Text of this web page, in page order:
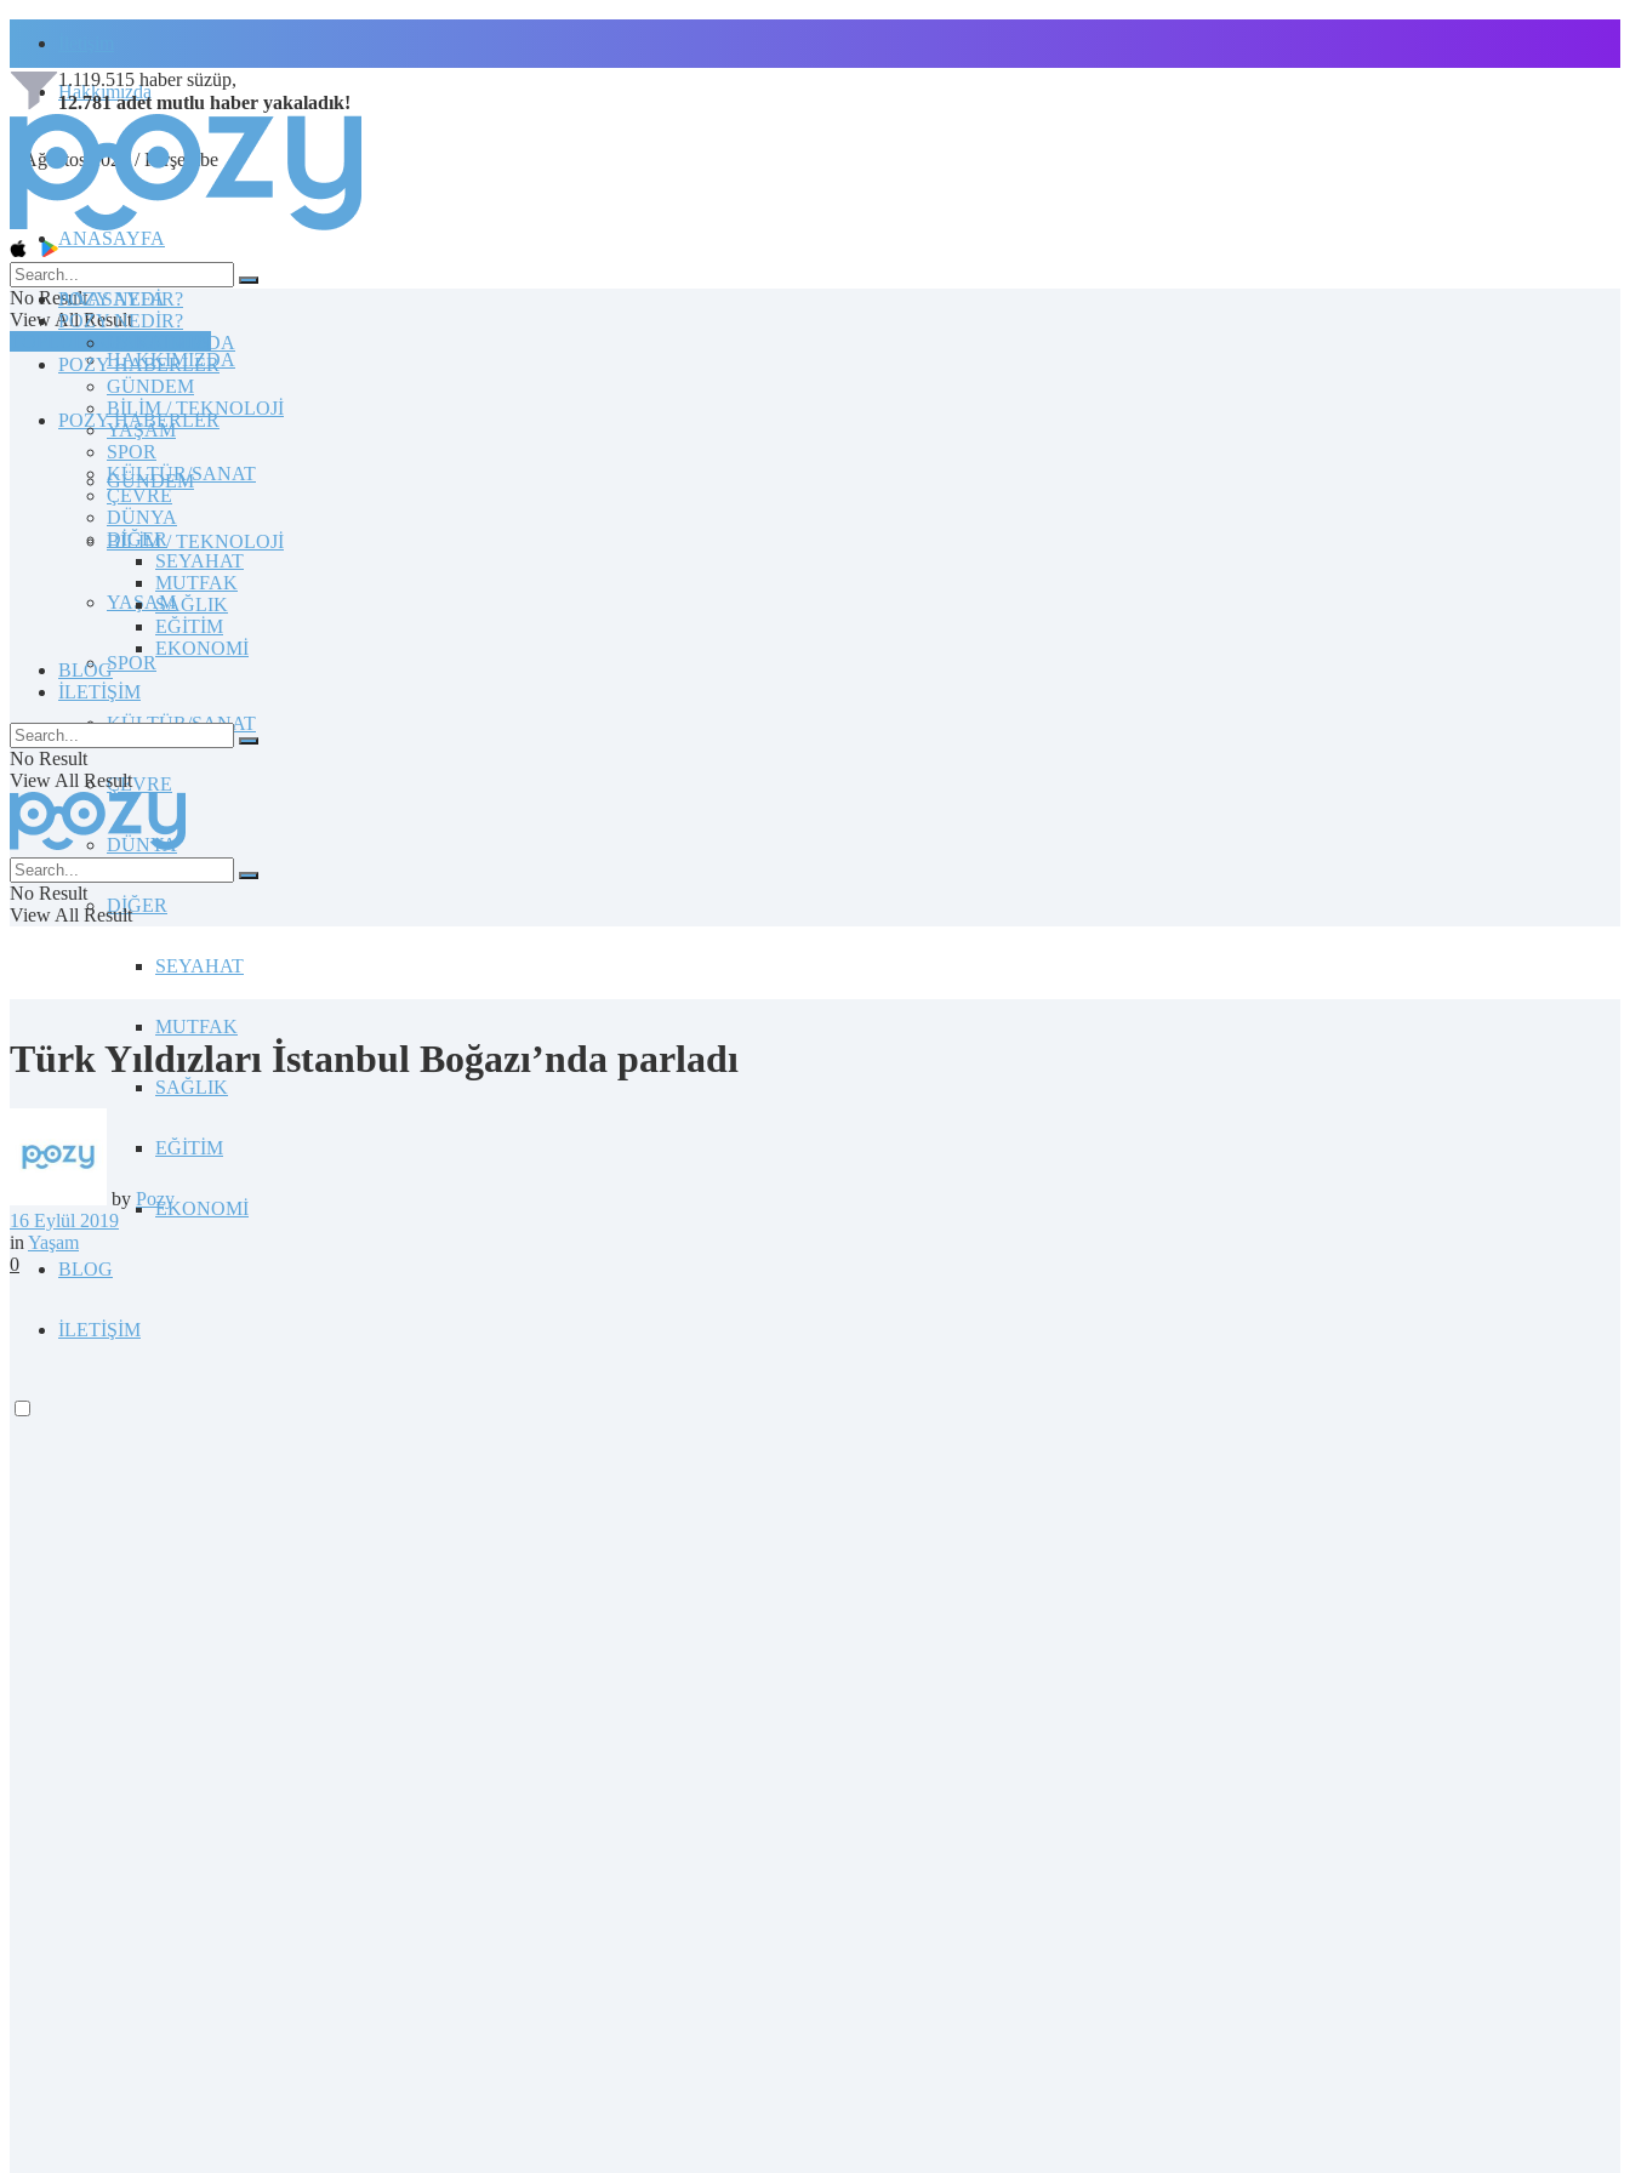
Hakkımızda
6 Ağustos 2026 / Perşembe
1.119.515 haber süzüp,
12.781 adet mutlu haber yakaladık!
No Result
View All Result
TOPLULUĞA KATILIN
ANASAYFA
POZY NEDİR?
HAKKIMIZDA
POZY HABERLER
GÜNDEM
BİLİM / TEKNOLOJİ
YAŞAM
SPOR
KÜLTÜR/SANAT
ÇEVRE
DÜNYA
DİĞER
SEYAHAT
MUTFAK
SAĞLIK
EĞİTİM
EKONOMİ
BLOG
İLETİŞİM
ANASAYFA
POZY NEDİR?
HAKKIMIZDA
POZY HABERLER
GÜNDEM
BİLİM / TEKNOLOJİ
YAŞAM
SPOR
KÜLTÜR/SANAT
ÇEVRE
DÜNYA
DİĞER
SEYAHAT
MUTFAK
SAĞLIK
EĞİTİM
EKONOMİ
BLOG
İLETİŞİM
No Result
View All Result
No Result
View All Result
Türk Yıldızları İstanbul Boğazı’nda parladı
by Pozy
16 Eylül 2019
in Yaşam
0